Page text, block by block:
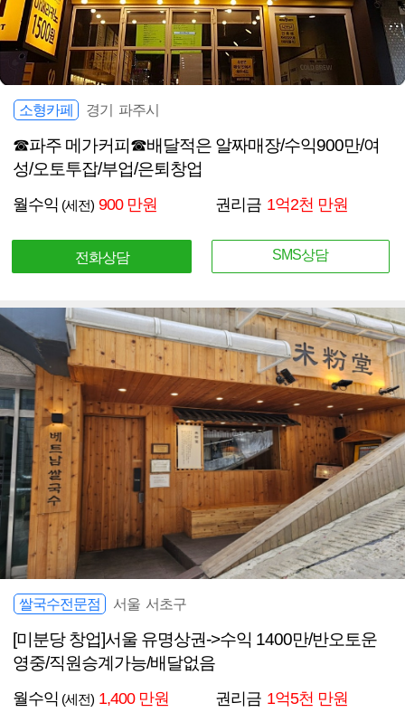
소형카페 경기 파주시
☎파주 메가커피☎배달적은 알짜매장/수익900만/여
성/오토투잡/부업/은퇴창업
월수익 (세전) 900 만원 권리금 1억2천 만원
전화상담 SMS상담
쌀국수전문점 서울 서초구
[미분당 창업]서울 유명상권->수익 1400만/반오토운
영중/직원승계가능/배달없음
월수익 (세전) 1,400 만원 권리금 1억5천 만원